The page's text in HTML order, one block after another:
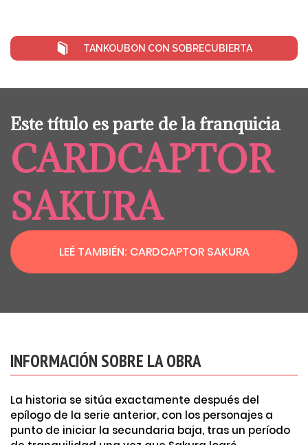
TANKOUBON CON SOBRECUBIERTA
Este título es parte de la franquicia
CARDCAPTOR
SAKURA
LEÉ TAMBIÉN: CARDCAPTOR SAKURA
INFORMACIÓN SOBRE LA OBRA
La historia se sitúa exactamente después del
epílogo de la serie anterior, con los personajes a
punto de iniciar la secundaria baja, tras un período